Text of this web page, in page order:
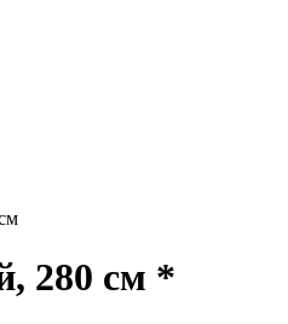
280 см *